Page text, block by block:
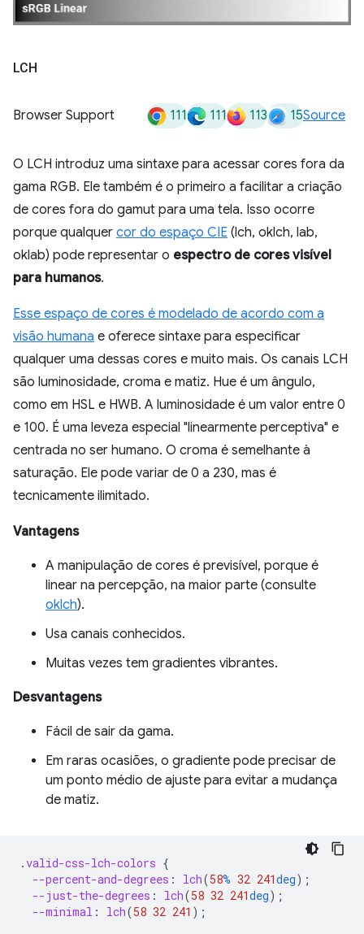
LCH
Browser Support 111 111 113 15Source
O LCH introduz uma sintaxe para acessar cores fora da
gama RGB. Ele também é o primeiro a facilitar a criação
de cores fora do gamut para uma tela. Isso ocorre
porque qualquer cor do espaço CIE (lch, oklch, lab,
oklab) pode representar o espectro de cores visível
para humanos.
Esse espaço de cores é modelado de acordo com a
visão humana e oferece sintaxe para especificar
qualquer uma dessas cores e muito mais. Os canais LCH
são luminosidade, croma e matiz. Hue é um ângulo,
como em HSL e HWB. A luminosidade é um valor entre 0
e 100. É uma leveza especial "linearmente perceptiva" e
centrada no ser humano. O croma é semelhante à
saturação. Ele pode variar de 0 a 230, mas é
tecnicamente ilimitado.
Vantagens
A manipulação de cores é previsível, porque é
linear na percepção, na maior parte (consulte
oklch).
Usa canais conhecidos.
Muitas vezes tem gradientes vibrantes.
Desvantagens
Fácil de sair da gama.
Em raras ocasiões, o gradiente pode precisar de
um ponto médio de ajuste para evitar a mudança
de matiz.
.valid-css-lch-colors {
--percent-and-degrees : lch(58% 32 241deg);
--just-the-degrees : lch(58 32 241deg);
--minimal : lch(58 32 241 );